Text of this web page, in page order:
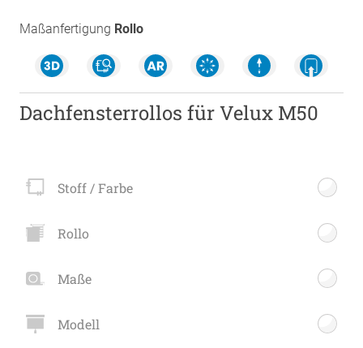
Maßanfertigung Rollo
Dachfensterrollos für Velux M50
Stoff / Farbe
Rollo
Maße
Modell